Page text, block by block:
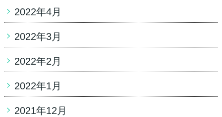
2022年4月
2022年3月
2022年2月
2022年1月
2021年12月